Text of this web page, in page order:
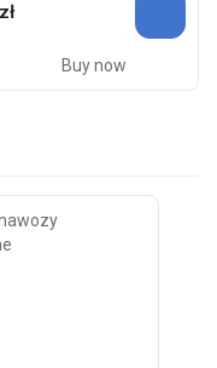
Buy now